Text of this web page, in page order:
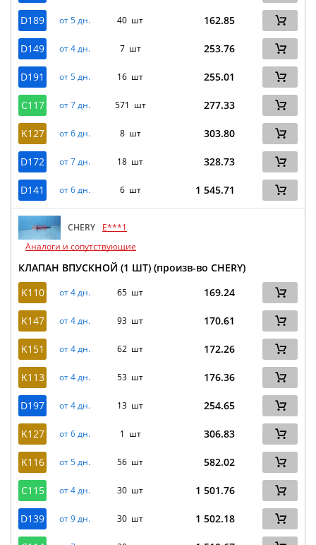
D189 от 5 дн. 40 шт 162.85
D149 от 4 дн. 7 шт 253.76
D191 от 5 дн. 16 шт 255.01
C117 от 7 дн. 571 шт 277.33
K127 от 6 дн. 8 шт 303.80
D172 от 7 дн. 18 шт 328.73
D141 от 6 дн. 6 шт 1 545.71
CHERY
E***1
Аналоги и сопутствующие
КЛАПАН ВПУСКНОЙ (1 ШТ) (произв-во CHERY)
K110
от 4 дн. 65 шт 169.24
K147 от 4 дн. 93 шт 170.61
K151 от 4 дн. 62 шт 172.26
K113 от 4 дн. 53 шт 176.36
D197 от 4 дн. 13 шт 254.65
K127 от 6 дн. 1 шт 306.83
K116 от 5 дн. 56 шт 582.02
C115 от 4 дн. 30 шт 1 501.76
D139 от 9 дн. 30 шт 1 502.18